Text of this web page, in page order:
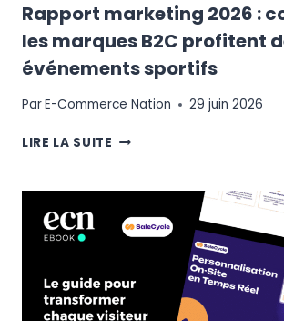
Rapport marketing 2026 :
les marques B2C profitent
événements sportifs
ParE-Commerce Nation 29 juin 2026
LIRE LA SUITE RAPPORT
:
COMMENT
LES
PROFITENT
DES